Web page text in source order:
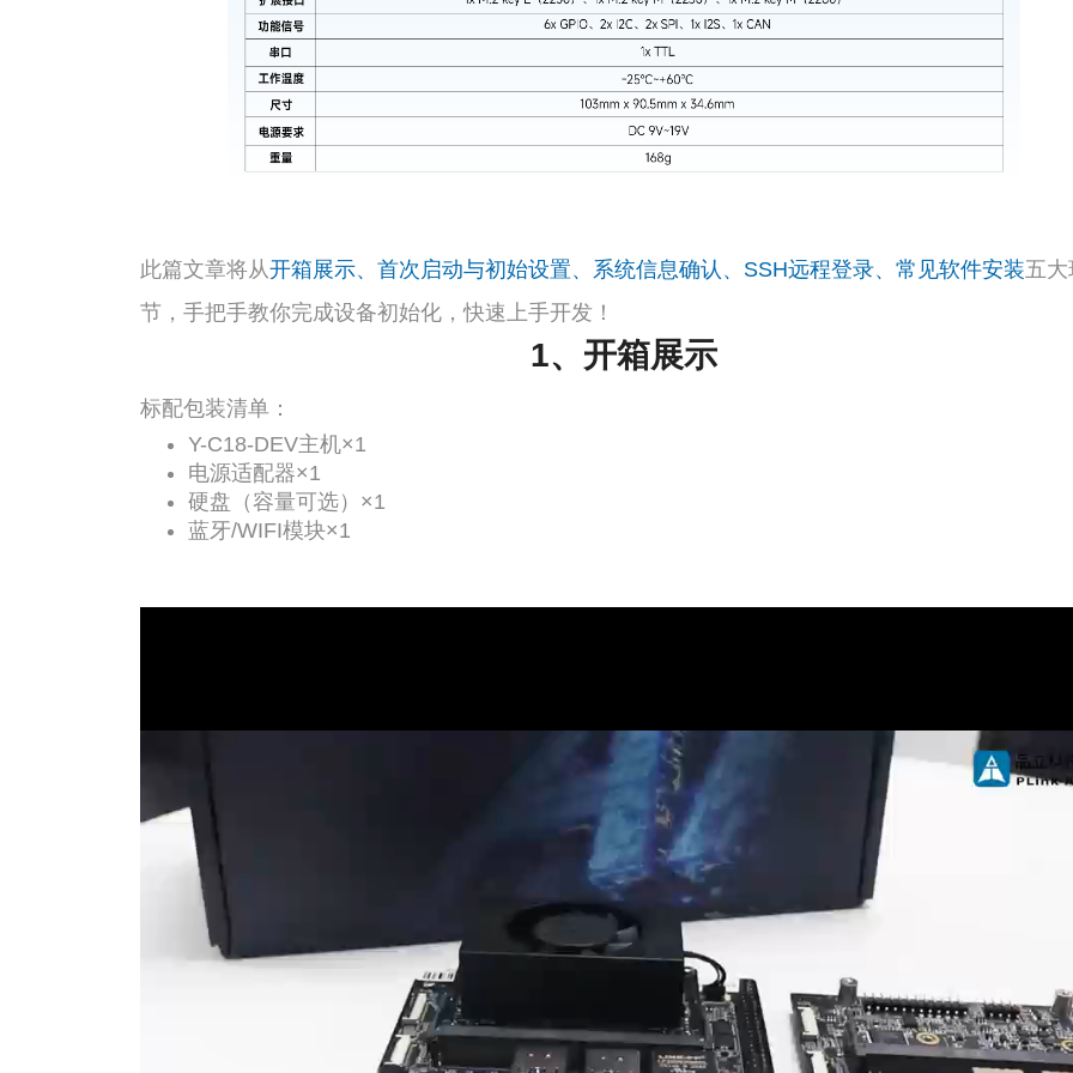
此篇文章将从开箱展示、首次启动与初始设置、系统信息确认、SSH远程登录、常见软件安装五大
节，手把手教你完成设备初始化，快速上手开发！
1、开箱展示
标配包装清单：
Y-C18-DEV主机×1
电源适配器×1
硬盘（容量可选）×1
蓝牙/WIFI模块×1